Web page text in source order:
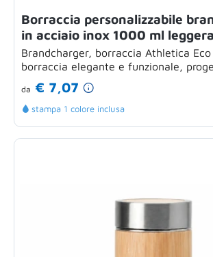
Borraccia personalizzabile
in acciaio inox 1000 ml leggera
Brandcharger, borraccia Athletica
borraccia elegante e funzionale,
da € 7,07
stampa 1 colore inclusa